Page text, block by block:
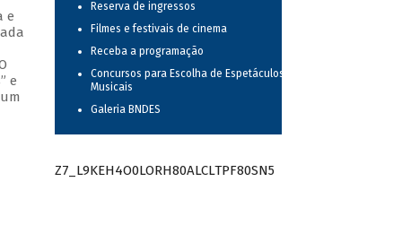
e
e
Reserva de ingressos
Filmes e festivais de cinema
Receba a programação
Concursos para Escolha de Espetáculos
Musicais
Galeria BNDES
Z7_L9KEH4O0LORH80ALCLTPF80SN5